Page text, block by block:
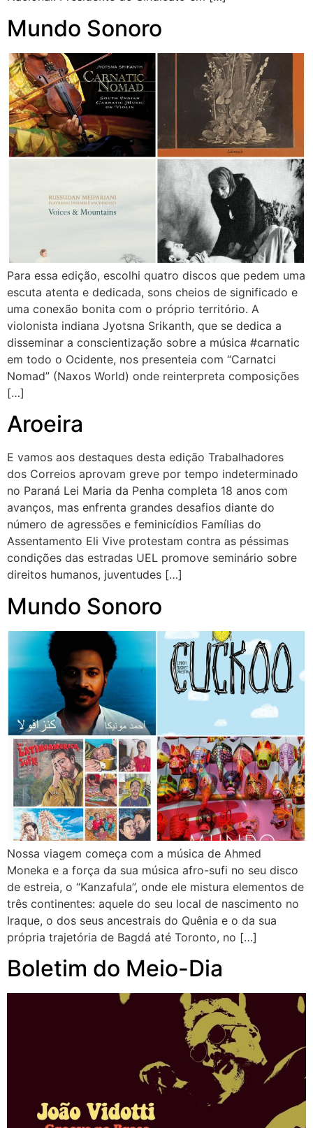
Mundo Sonoro
Para essa edição, escolhi quatro discos que pedem uma
escuta atenta e dedicada, sons cheios de significado e
uma conexão bonita com o próprio território. A
violonista indiana Jyotsna Srikanth, que se dedica a
disseminar a conscientização sobre a música #carnatic
em todo o Ocidente, nos presenteia com “Carnatci
Nomad” (Naxos World) onde reinterpreta composições
[…]
Aroeira
E vamos aos destaques desta edição Trabalhadores
dos Correios aprovam greve por tempo indeterminado
no Paraná Lei Maria da Penha completa 18 anos com
avanços, mas enfrenta grandes desafios diante do
número de agressões e feminicídios Famílias do
Assentamento Eli Vive protestam contra as péssimas
condições das estradas UEL promove seminário sobre
direitos humanos, juventudes […]
Mundo Sonoro
Nossa viagem começa com a música de Ahmed
Moneka e a força da sua música afro-sufi no seu disco
de estreia, o “Kanzafula”, onde ele mistura elementos de
três continentes: aquele do seu local de nascimento no
Iraque, o dos seus ancestrais do Quênia e o da sua
própria trajetória de Bagdá até Toronto, no […]
Boletim do Meio-Dia